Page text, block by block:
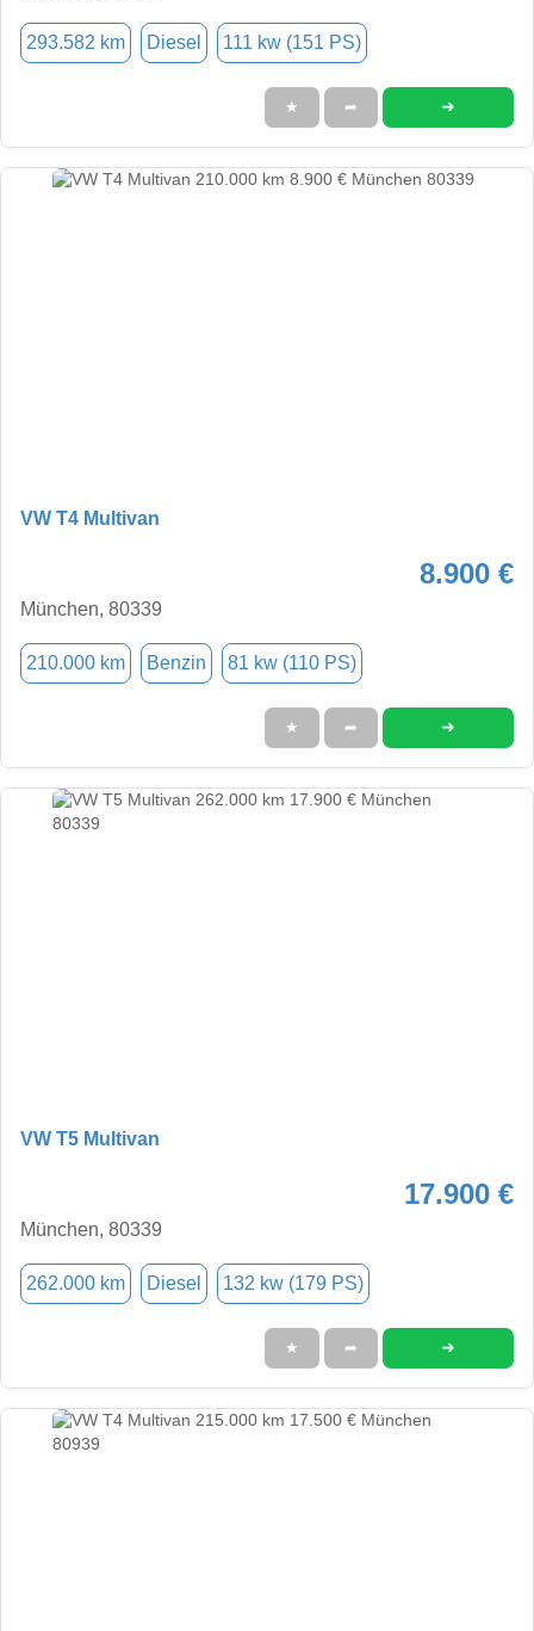
293.582 km Diesel 111 kw (151 PS)
★ ➦ ➜
VW T4 Multivan
8.900 €
München, 80339
210.000 km Benzin 81 kw (110 PS)
★ ➦ ➜
VW T5 Multivan
17.900 €
München, 80339
262.000 km Diesel 132 kw (179 PS)
★ ➦ ➜